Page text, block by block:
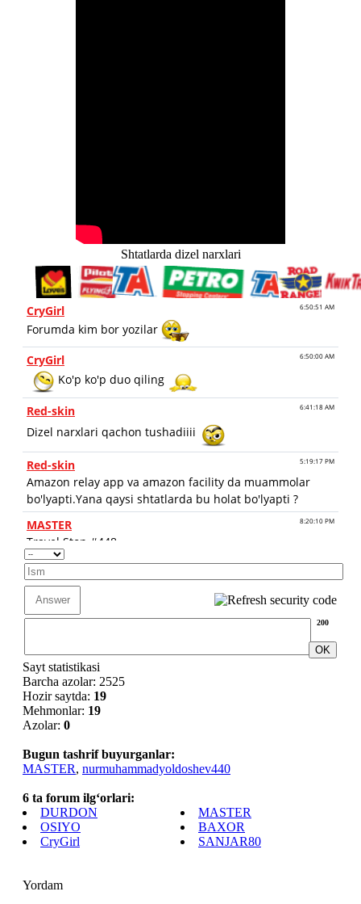
Shtatlarda dizel narxlari
200
Sayt statistikasi
Barcha azolar: 2525
Hozir saytda: 19
Mehmonlar: 19
Azolar: 0
Bugun tashrif buyurganlar:
MASTER, nurmuhammadyoldoshev440
6 ta forum ilg‘orlari:
DURDON
MASTER
OSIYO
BAXOR
CryGirl
SANJAR80
Yordam